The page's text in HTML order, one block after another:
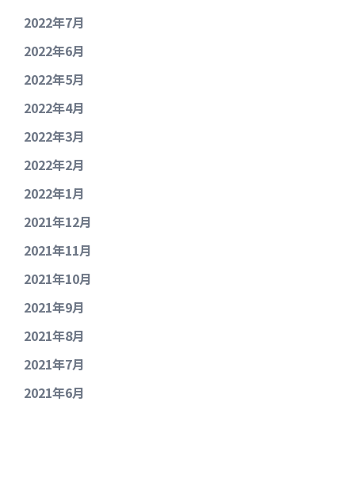
2022年7月
2022年6月
2022年5月
2022年4月
2022年3月
2022年2月
2022年1月
2021年12月
2021年11月
2021年10月
2021年9月
2021年8月
2021年7月
2021年6月